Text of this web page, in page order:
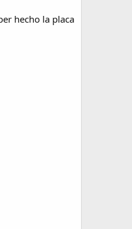
hecho la placa